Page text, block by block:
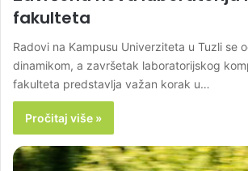
fakulteta
Radovi na Kampusu Univerziteta u Tuzli se
dinamikom, a završetak laboratorijskog
fakulteta predstavlja važan korak u…
Pročitaj više »